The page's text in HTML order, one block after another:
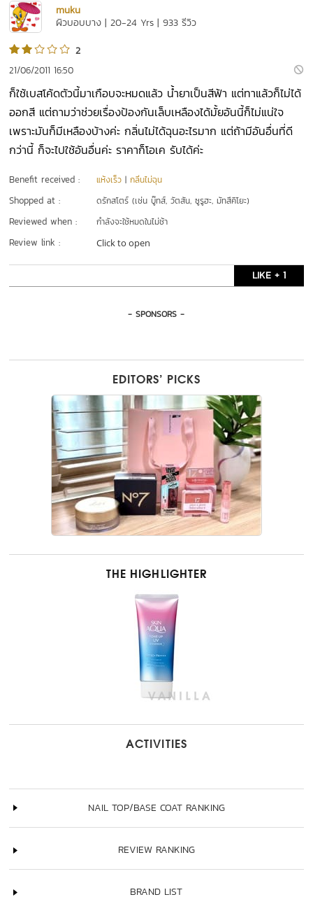
muku
ผิวบอบบาง | 20-24 Yrs | 933 รีวิว
2
21/06/2011 16:50
ก็ใช้เบสโค้ดตัวนี้มาเกือบจะหมดแล้ว น้ำยาเป็นสีฟ้า แต่ทาแล้วก็ไม่ได้
ออกสี แต่ถามว่าช่วยเรื่องป้องกันเล็บเหลืองได้มั้ยอันนี้ก็ไม่แน่ใจ
เพราะมันก็มีเหลืองบ้างค่ะ กลิ่นไม่ได้ฉุนอะไรมาก แต่ถ้ามีอันอื่นที่ดี
กว่านี้ ก็จะไปใช้อันอื่นค่ะ ราคาก็โอเค รับได้ค่ะ
Benefit received : แห้งเร็ว |กลิ่นไม่ฉุน
Shopped at : ดรักสโตร์ (เช่น บู๊ทส์, วัตสัน, ซูรูฮะ, มัทสึคิโยะ)
Reviewed when : กำลังจะใช้หมดในไม่ช้า
Review link : Click to open
LIKE + 1
- SPONSORS -
EDITORS’ PICKS
THE HIGHLIGHTER
ACTIVITIES
NAIL TOP/BASE COAT RANKING
REVIEW RANKING
BRAND LIST